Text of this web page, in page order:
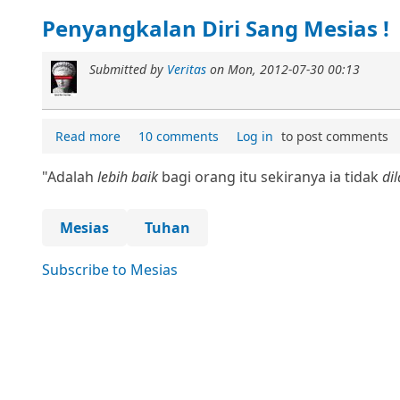
Penyangkalan Diri Sang Mesias !
Submitted by Veritas on Mon, 2012-07-30 00:13
Read more 10 comments Log in to post comments
"Adalah lebih baik bagi orang itu sekiranya ia tidak
Mesias Tuhan
Subscribe to Mesias